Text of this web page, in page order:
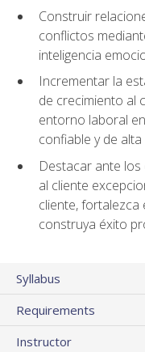
Construir
conflictos
inteligencia
Incrementar la
de crecimiento al
entorno laboral
confiable y de alta
Destacar ante
al cliente
cliente, fortalezca
construya éxito
Syllabus
Requirements
Instructor